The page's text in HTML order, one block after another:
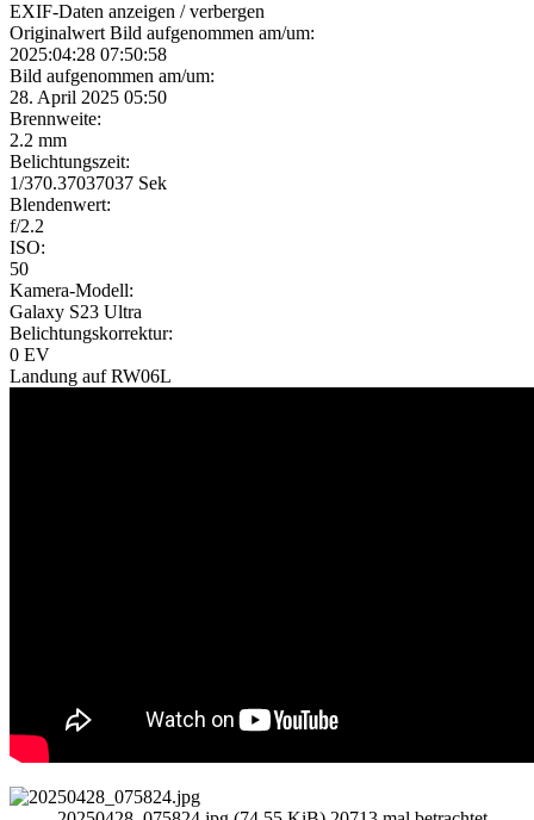
EXIF-Daten anzeigen / verbergen
Originalwert Bild aufgenommen am/um:
2025:04:28 07:50:58
Bild aufgenommen am/um:
28. April 2025 05:50
Brennweite:
2.2 mm
Belichtungszeit:
1/370.37037037 Sek
Blendenwert:
f/2.2
ISO:
50
Kamera-Modell:
Galaxy S23 Ultra
Belichtungskorrektur:
0 EV
Landung auf RW06L